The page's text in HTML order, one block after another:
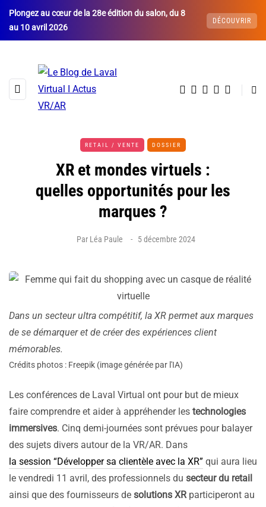
Plongez au cœur de la 28e édition du salon, du 8
au 10 avril 2026
DÉCOUVRIR
RETAIL / VENTE DOSSIER
XR et mondes virtuels :
quelles opportunités pour les
marques ?
Par Léa Paule 5 décembre 2024
Dans un secteur ultra compétitif, la XR permet aux marques
de se démarquer et de créer des expériences client
mémorables.
Crédits photos : Freepik (image générée par l'IA)
Les conférences de Laval Virtual ont pour but de mieux
faire comprendre et aider à appréhender les technologies
immersives. Cinq demi-journées sont prévues pour balayer
des sujets divers autour de la VR/AR. Dans
la session “Développer sa clientèle avec la XR” qui aura lieu
le vendredi 11 avril, des professionnels du secteur du retail
ainsi que des fournisseurs de solutions XR participeront au